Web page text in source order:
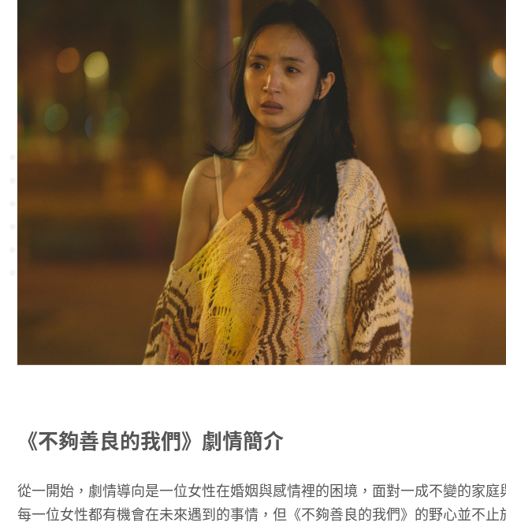
《不夠善良的我們》劇情簡介
從一開始，劇情導向是一位女性在婚姻與感情裡的困境，面對一成不變的家
每一位女性都有機會在未來遇到的事情，但《不夠善良的我們》的野心並不